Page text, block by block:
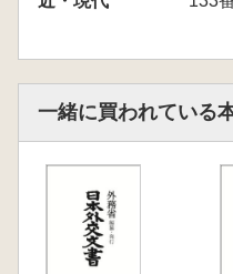
1、京釜鉄道
韓約定一件
13 伊国ノ対清要求
14 独国ノ山東鉄路
15 大冶鉄鉱石購入
一緒に買われている